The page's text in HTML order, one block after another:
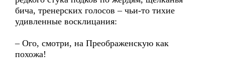
бича, тренерских голосов – чьи-то тихие
удивленные восклицания:
– Ого, смотри, на Преображенскую как
похожа!